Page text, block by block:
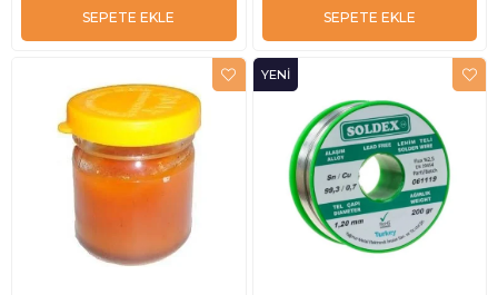
SEPETE EKLE SEPETE EKLE
YENI